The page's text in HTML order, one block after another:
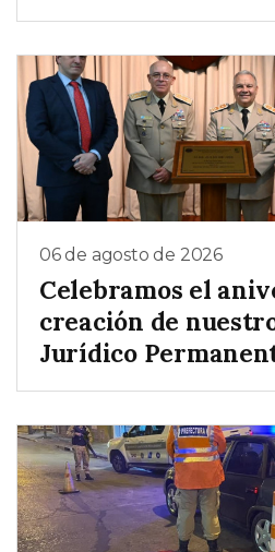
06 de agosto de 2026
Celebramos el
creación de
Jurídico